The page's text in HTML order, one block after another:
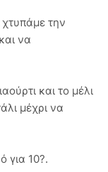
την
να
και το μέλι
μέχρι να
για 10?.